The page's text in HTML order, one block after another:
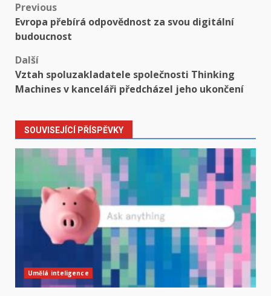
Post
navigation
Previous
Evropa přebírá odpovědnost za svou digitální
budoucnost
Další
Vztah spoluzakladatele společnosti Thinking
Machines v kanceláři předcházel jeho ukončení
SOUVISEJÍCÍ PŘÍSPĚVKY
Umělá inteligence